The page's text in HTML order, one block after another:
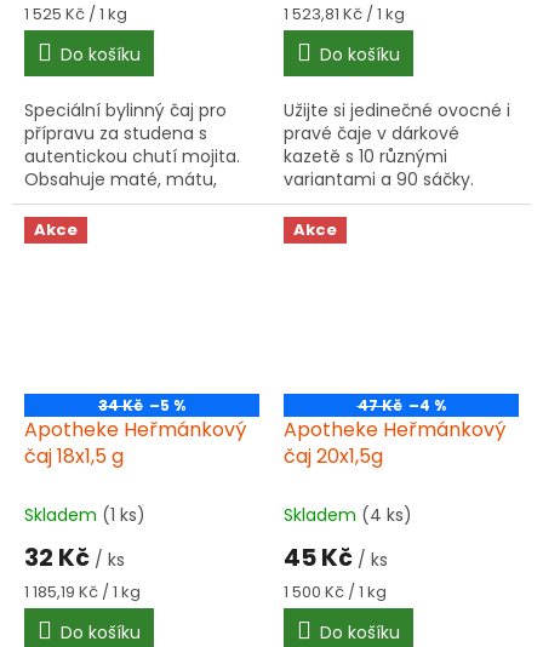
Měrná
cena:
1 525 Kč / 1 kg
Do košíku
Speciální bylinný čaj pro
přípravu za studena s
autentickou chutí mojita.
Obsahuje maté, mátu,
zázvor a přírodní aroma
limetky. Rychlá příprava,
osvěžující chuť.
Měrná
cena:
1 523,81 Kč / 1 kg
Do košíku
Užijte si jedinečné ovocné i
pravé čaje v dárkové
kazetě s 10 různými
variantami a 90 sáčky.
Akce
34 Kč –5 %
Apotheke Heřmánkový
čaj 18x1,5 g
Skladem (1 ks)
32 Kč / ks
Měrná
cena:
1 185,19 Kč / 1 kg
Do košíku
Akce
47 Kč –4 %
Apotheke Heřmánkový
čaj 20x1,5g
Skladem (4 ks)
45 Kč / ks
Měrná
cena:
1 500 Kč / 1 kg
Do košíku